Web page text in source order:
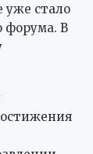
уже стало
форума. В